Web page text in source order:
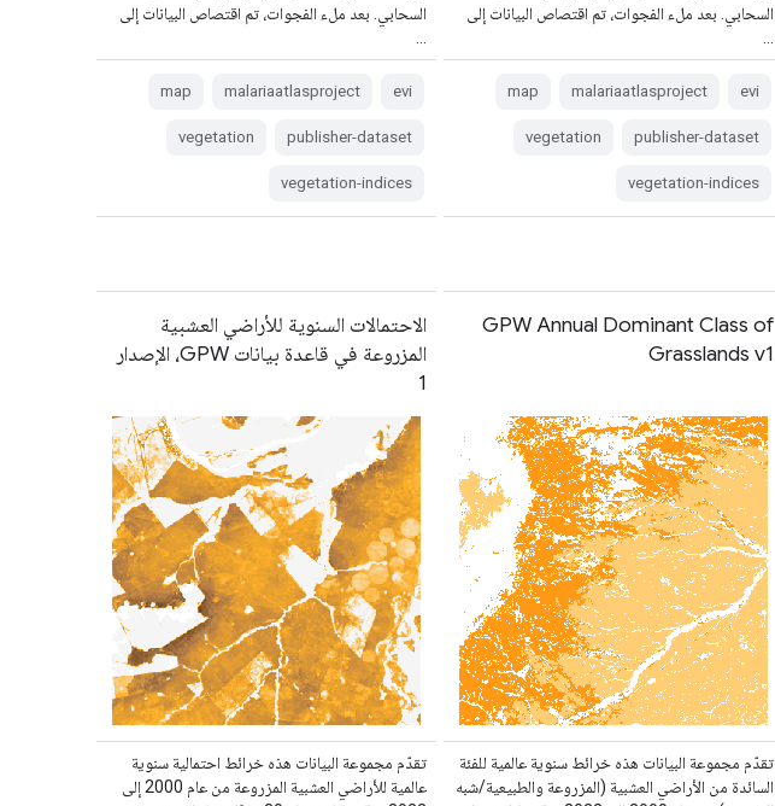
السحابي. بعد ملء الفجوات، تم اقتصاص البيانات إلى
evi
malariaatlasproject
map
publisher-dataset
vegetation
vegetation-indices
السحابي. بعد ملء الفجوات، تم اقتصاص البيانات إلى
evi
malariaatlasproject
map
publisher-dataset
vegetation
vegetation-indices
GPW Annual Dominant Class of
Grasslands v1
تقدّم مجموعة البيانات هذه خرائط سنوية عالمية للفئة
السائدة من الأراضي العشبية (المزروعة والطبيعية/شبه
الاحتمالات السنوية للأراضي العشبية
المزروعة في قاعدة بيانات GPW، الإصدار
1
تقدّم مجموعة البيانات هذه خرائط احتمالية سنوية
عالمية للأراضي العشبية المزروعة من عام 2000 إلى